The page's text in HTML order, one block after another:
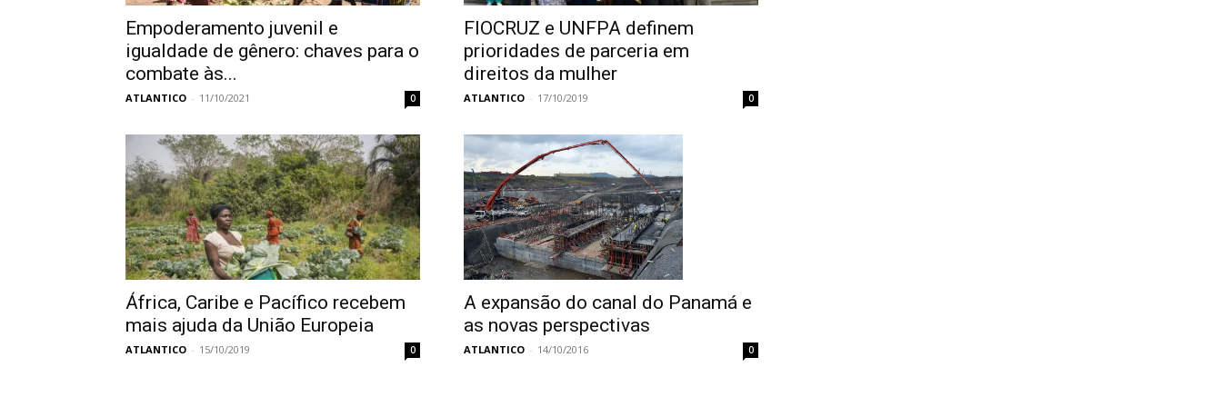
Empoderamento juvenil e
igualdade de gênero: chaves para o
combate às...
ATLANTICO - 11/10/2021 0
FIOCRUZ e UNFPA definem
prioridades de parceria em
direitos da mulher
ATLANTICO - 17/10/2019 0
África, Caribe e Pacífico recebem
mais ajuda da União Europeia
ATLANTICO - 15/10/2019 0
A expansão do canal do Panamá e
as novas perspectivas
ATLANTICO - 14/10/2016 0